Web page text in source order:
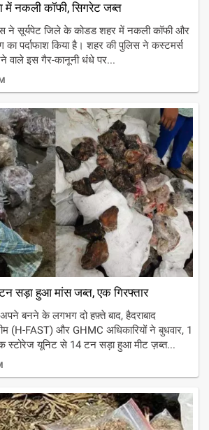
में नकली कॉफी, सिगरेट जब्त
ने सूर्यपेट जिले के कोडड शहर में नकली कॉफी और
पर्दाफाश किया है। शहर की पुलिस ने कस्टमर्स
वाले इस गैर-कानूनी धंधे पर...
सड़ा हुआ मांस जब्त, एक गिरफ्तार
बनने के लगभग दो हफ़्ते बाद, हैदराबाद
(H-FAST) और GHMC अधिकारियों ने बुधवार, 1
स्टोरेज यूनिट से 14 टन सड़ा हुआ मीट ज़ब्त...